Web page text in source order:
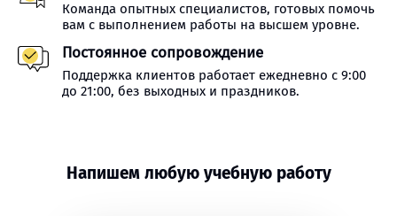
Команда опытных специалистов, готовых помочь
вам с выполнением работы на высшем уровне.
Постоянное сопровождение
Поддержка клиентов работает ежедневно с 9:00
до 21:00, без выходных и праздников.
Напишем любую учебную работу